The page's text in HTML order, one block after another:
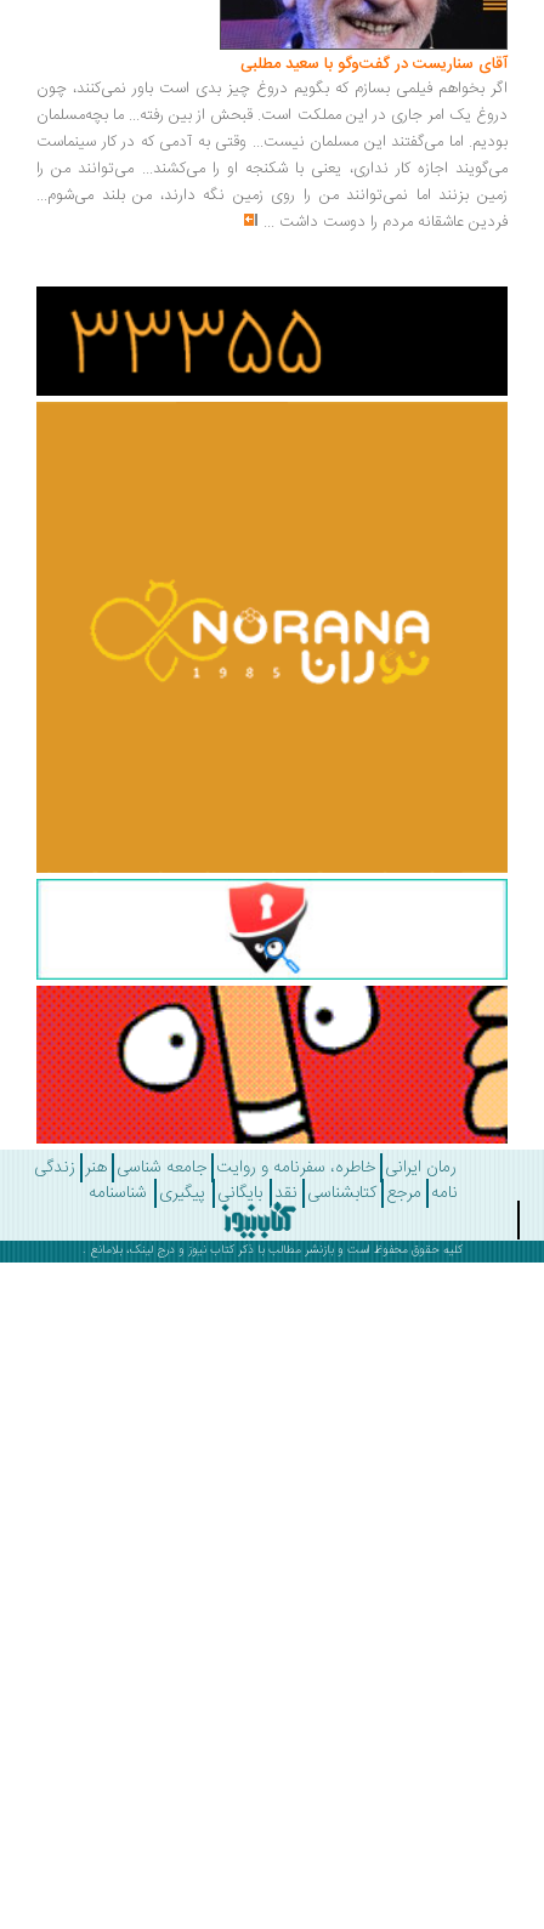
سناریست در گفت‌وگو با سعید مطلبی
بخواهم فیلمی بسازم که بگویم دروغ چیز بدی است باور نمی‌کنند، چون
یک امر جاری در این مملکت است. قبحش از بین رفته... ما بچه‌مسلمان
اما می‌گفتند این مسلمان نیست... وقتی به آدمی که در کار سینماست
اجازه کار نداری، یعنی با شکنجه او را می‌کشند... می‌توانند من را
بزنند اما نمی‌توانند من را روی زمین نگه دارند، من بلند می‌شوم...
عاشقانه مردم را دوست داشت ...
رمان ایرانی خاطره، سفرنامه و روایت جامعه شناسی هنر زندگی
مرجع کتابشناسی نقد بایگانی پیگیری شناسنامه
کلیه حقوق محفوظ است و بازنشر مطالب با ذکرکتاب نیوز و درج لینک، بلامانع .